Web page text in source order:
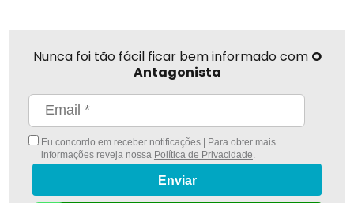
Nunca foi tão fácil ficar bem informado com O
Antagonista
Eu concordo em receber notificações | Para obter mais
informações reveja nossa Política de Privacidade
Enviar